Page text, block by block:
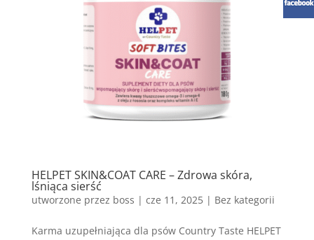
HELPET SKIN&COAT CARE – Zdrowa skóra,
lśniąca sierść
utworzone przez boss | cze 11, 2025| Bez kategorii
Karma uzupełniająca dla psów Country Taste HELPET